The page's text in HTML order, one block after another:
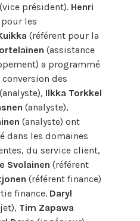
(vice président). Henri
les
(référent pour la
(assistance
a programmé
des
(analyste), Ilkka Torkkel
(analyste),
(analyste) ont
dans les domaines
du service client,
Svolainen (référent
(référent finance)
finance. Daryl
Tim Zapawa